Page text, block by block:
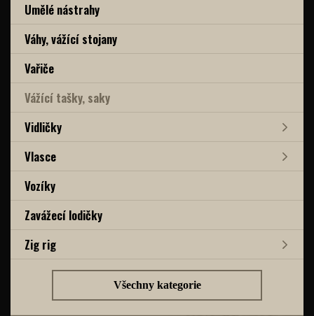
Umělé nástrahy
Váhy, vážící stojany
Vařiče
Vážící tašky, saky
Vidličky
Vlasce
Vozíky
Zavážecí lodičky
Zig rig
Všechny kategorie